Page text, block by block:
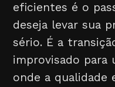
eficientes é o
deseja levar sua
sério. É a
improvisado para
onde a qualidade